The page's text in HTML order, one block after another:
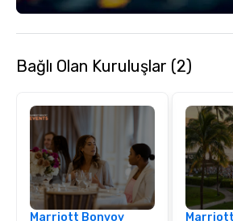
Bağlı Olan Kuruluşlar (2)
Marriott Bonvoy
Marriott